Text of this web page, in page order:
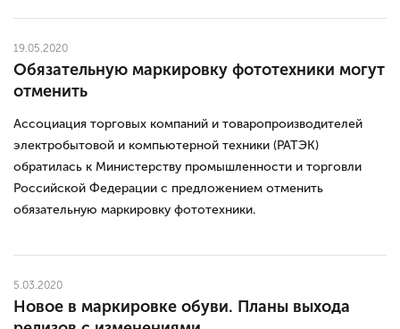
19.05.2020
Обязательную маркировку фототехники могут
отменить
Ассоциация торговых компаний и товаропроизводителей
электробытовой и компьютерной техники (РАТЭК)
обратилась к Министерству промышленности и торговли
Российской Федерации с предложением отменить
обязательную маркировку фототехники.
5.03.2020
Новое в маркировке обуви. Планы выхода